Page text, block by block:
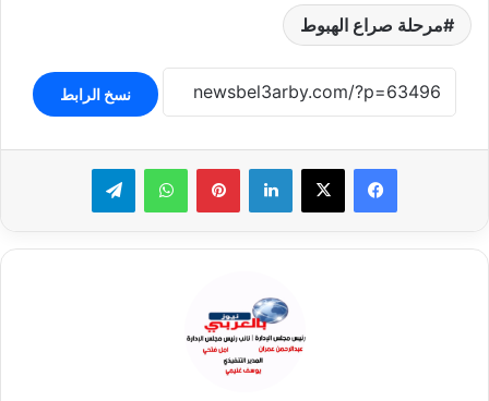
مرحلة صراع الهبوط
نسخ الرابط
لينكدإن بينتيريستواتساب تيلقرام